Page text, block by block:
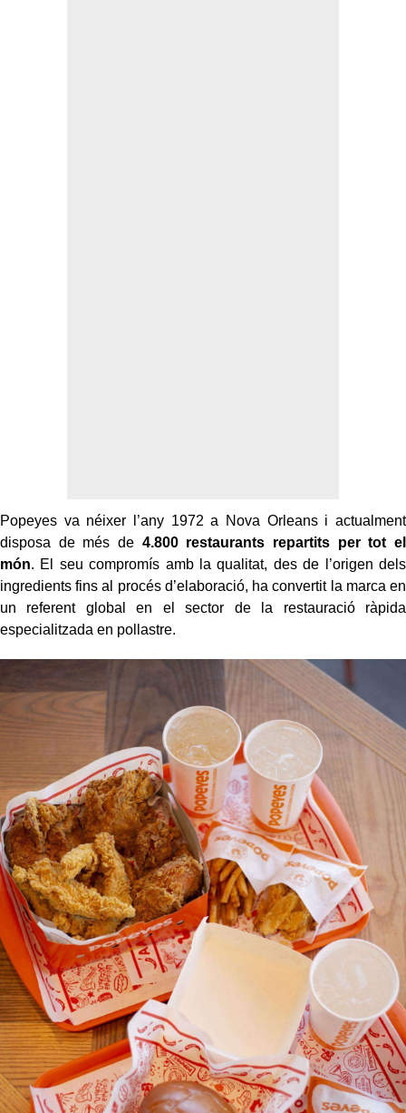
Popeyes va néixer l’any 1972 a Nova Orleans i actualment
disposa de més de 4.800 restaurants repartits per tot el
món. El seu compromís amb la qualitat, des de l’origen dels
ingredients fins al procés d’elaboració, ha convertit la marca en
un referent global en el sector de la restauració ràpida
especialitzada en pollastre.